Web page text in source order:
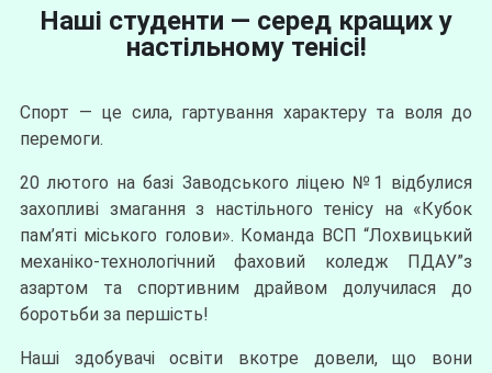
Наші студенти — серед кращих у
настільному тенісі!
Спорт — це сила, гартування характеру та воля до
перемоги.
20 лютого на базі Заводського ліцею №1 відбулися
захопливі змагання з настільного тенісу на «Кубок
пам’яті міського голови». Команда ВСП “Лохвицький
механіко-технологічний фаховий коледж ПДАУ”з
азартом та спортивним драйвом долучилася до
боротьби за першість!
Наші здобувачі освіти вкотре довели, що вони